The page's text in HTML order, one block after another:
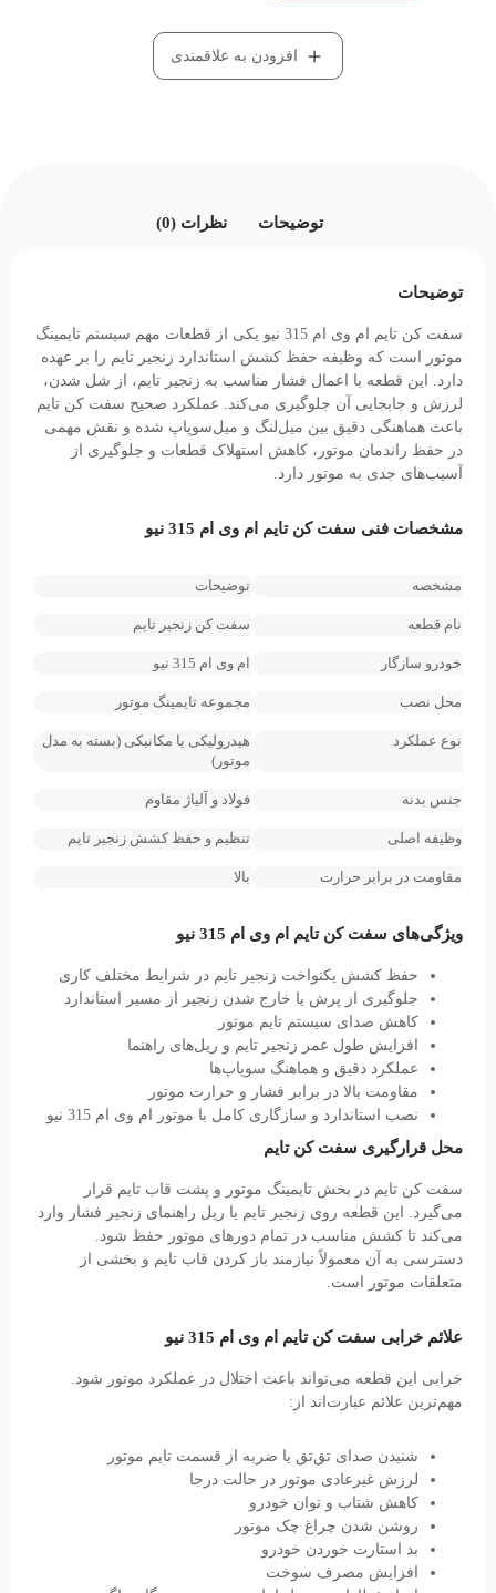
افزودن به علاقمندی
توضیحات نظرات (0)
توضیحات
سفت کن تایم ام وی ام 315 نیو یکی از قطعات مهم سیستم تایمینگ
موتور است که وظیفه حفظ کشش استاندارد زنجیر تایم را بر عهده
دارد. این قطعه با اعمال فشار مناسب به زنجیر تایم، از شل شدن،
لرزش و جابجایی آن جلوگیری می‌کند. عملکرد صحیح سفت کن تایم
باعث هماهنگی دقیق بین میل‌لنگ و میل‌سوپاپ شده و نقش مهمی
در حفظ راندمان موتور، کاهش استهلاک قطعات و جلوگیری از
آسیب‌های جدی به موتور دارد.
مشخصات فنی سفت کن تایم ام وی ام 315 نیو
مشخصه توضیحات
نام قطعه سفت کن زنجیر تایم
خودرو سازگار ام وی ام 315 نیو
محل نصب مجموعه تایمینگ موتور
نوع عملکرد
هیدرولیکی یا مکانیکی (بسته به مدل
موتور)
جنس بدنه فولاد و آلیاژ مقاوم
وظیفه اصلی تنظیم و حفظ کشش زنجیر تایم
مقاومت در برابر حرارت بالا
ویژگی‌های سفت کن تایم ام وی ام 315 نیو
حفظ کشش یکنواخت زنجیر تایم در شرایط مختلف کاری
جلوگیری از پرش یا خارج شدن زنجیر از مسیر استاندارد
کاهش صدای سیستم تایم موتور
افزایش طول عمر زنجیر تایم و ریل‌های راهنما
عملکرد دقیق و هماهنگ سوپاپ‌ها
مقاومت بالا در برابر فشار و حرارت موتور
نصب استاندارد و سازگاری کامل با موتور ام وی ام 315 نیو
محل قرارگیری سفت کن تایم
سفت کن تایم در بخش تایمینگ موتور و پشت قاب تایم قرار
می‌گیرد. این قطعه روی زنجیر تایم یا ریل راهنمای زنجیر فشار وارد
می‌کند تا کشش مناسب در تمام دورهای موتور حفظ شود.
دسترسی به آن معمولاً نیازمند باز کردن قاب تایم و بخشی از
متعلقات موتور است.
علائم خرابی سفت کن تایم ام وی ام 315 نیو
خرابی این قطعه می‌تواند باعث اختلال در عملکرد موتور شود.
مهم‌ترین علائم عبارت‌اند از:
شنیدن صدای تق‌تق یا ضربه از قسمت تایم موتور
لرزش غیرعادی موتور در حالت درجا
کاهش شتاب و توان خودرو
روشن شدن چراغ چک موتور
بد استارت خوردن خودرو
افزایش مصرف سوخت